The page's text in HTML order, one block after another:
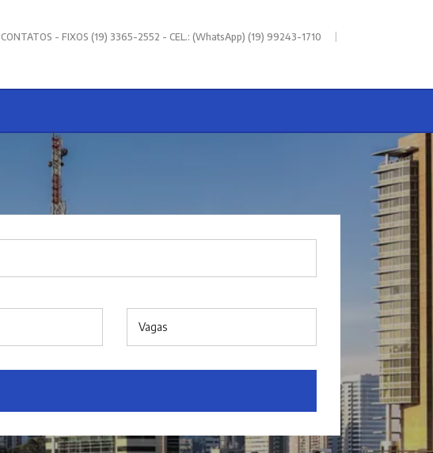
CONTATOS - FIXOS (19) 3365-2552 - CEL.: (WhatsApp) (19) 99243-1710 |
Vagas